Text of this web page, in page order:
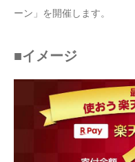
ーン」を開催します。
■イメージ